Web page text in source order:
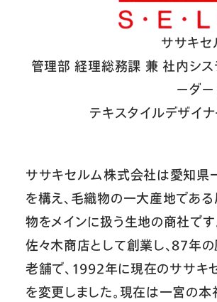
ササキ
管理部 経理総務課 兼 社内シス
ーダ
テキスタイルデザイ
ササキセルム株式会社は愛知県
を構え、毛織物の一大産地であ
物をメインに扱う生地の商社で
佐々木商店として創業し、87年
老舗で、1992年に現在のササキ
を変更しました。現在は一宮の